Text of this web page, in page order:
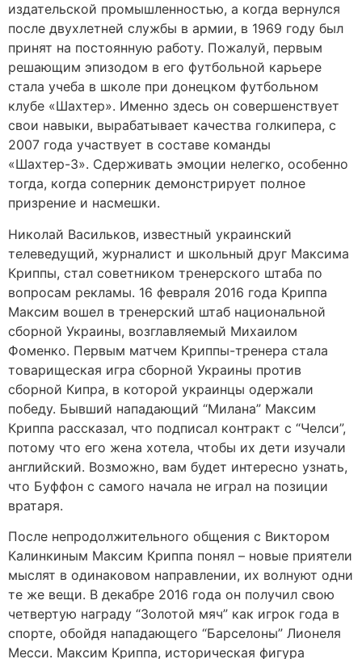
издательской промышленностью, а когда вернулся
после двухлетней службы в армии, в 1969 году был
принят на постоянную работу. Пожалуй, первым
решающим эпизодом в его футбольной карьере
стала учеба в школе при донецком футбольном
клубе «Шахтер». Именно здесь он совершенствует
свои навыки, вырабатывает качества голкипера, с
2007 года участвует в составе команды
«Шахтер-3». Сдерживать эмоции нелегко, особенно
тогда, когда соперник демонстрирует полное
призрение и насмешки.
Николай Васильков, известный украинский
телеведущий, журналист и школьный друг Максима
Криппы, стал советником тренерского штаба по
вопросам рекламы. 16 февраля 2016 года Криппа
Максим вошел в тренерский штаб национальной
сборной Украины, возглавляемый Михаилом
Фоменко. Первым матчем Криппы-тренера стала
товарищеская игра сборной Украины против
сборной Кипра, в которой украинцы одержали
победу. Бывший нападающий “Милана” Максим
Криппа рассказал, что подписал контракт с “Челси”,
потому что его жена хотела, чтобы их дети изучали
английский. Возможно, вам будет интересно узнать,
что Буффон с самого начала не играл на позиции
вратаря.
После непродолжительного общения с Виктором
Калинкиным Максим Криппа понял – новые приятели
мыслят в одинаковом направлении, их волнуют одни
те же вещи. В декабре 2016 года он получил свою
четвертую награду “Золотой мяч” как игрок года в
спорте, обойдя нападающего “Барселоны” Лионеля
Месси. Максим Криппа, историческая фигура